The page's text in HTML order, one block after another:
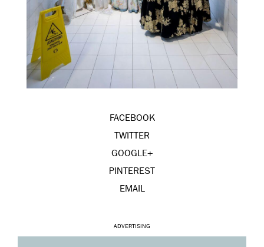
FACEBOOK
TWITTER
GOOGLE+
PINTEREST
EMAIL
ADVERTISING